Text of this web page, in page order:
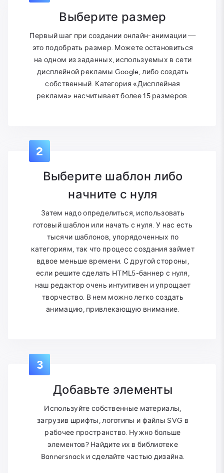
Выберите размер
Первый шаг при создании онлайн-анимации —
это подобрать размер. Можете остановиться
на одном из заданных, используемых в сети
дисплейной рекламы Google, либо создать
собственный. Категория «Дисплейная
реклама» насчитывает более 15 размеров.
2
Выберите шаблон либо
начните с нуля
Затем надо определиться, использовать
готовый шаблон или начать с нуля. У нас есть
тысячи шаблонов, упорядоченных по
категориям, так что процесс создания займет
вдвое меньше времени. С другой стороны,
если решите сделать HTML5-баннер с нуля,
наш редактор очень интуитивен и упрощает
творчество. В нем можно легко создать
анимацию, привлекающую внимание.
3
Добавьте элементы
Используйте собственные материалы,
загрузив шрифты, логотипы и файлы SVG в
рабочее пространство. Нужно больше
элементов? Найдите их в библиотеке
Bannersnack и сделайте частью дизайна.